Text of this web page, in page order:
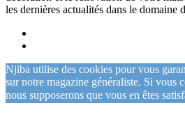
les dernières actualités dans le domaine
Njiba utilise des cookies pour vous
sur notre magazine généraliste. Si vous
nous supposerons que vous en êtes